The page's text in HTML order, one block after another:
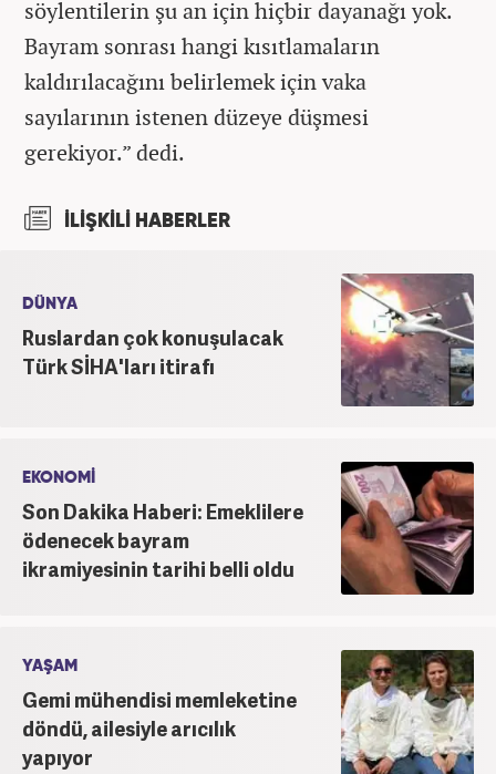
söylentilerin şu an için hiçbir dayanağı yok.
Bayram sonrası hangi kısıtlamaların
kaldırılacağını belirlemek için vaka
sayılarının istenen düzeye düşmesi
gerekiyor.” dedi.
İLİŞKİLİ HABERLER
DÜNYA
Ruslardan çok konuşulacak
Türk SİHA'ları itirafı
EKONOMİ
Son Dakika Haberi: Emeklilere
ödenecek bayram
ikramiyesinin tarihi belli oldu
YAŞAM
Gemi mühendisi memleketine
döndü, ailesiyle arıcılık
yapıyor